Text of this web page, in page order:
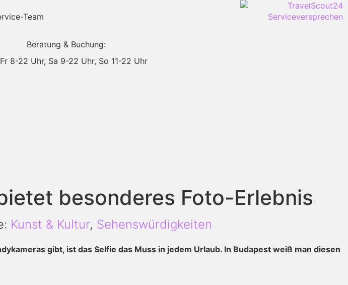
Team
Beratung & Buchung:
8-22 Uhr, Sa 9-22 Uhr, So 11-22 Uhr
besonderes Foto-Erlebnis
Kunst & Kultur, Sehenswürdigkeiten
gibt, ist das Selfie das Muss in jedem Urlaub. In Budapest weiß man diesen